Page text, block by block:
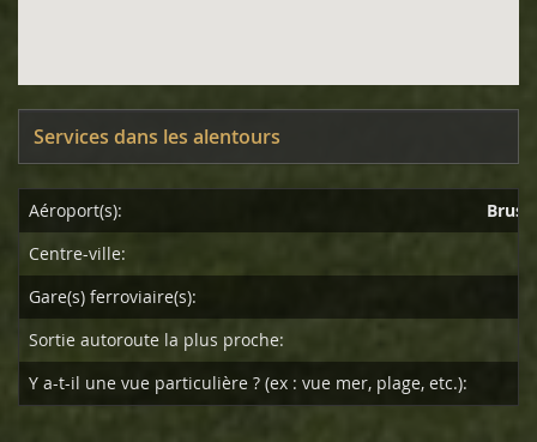
Services dans les alentours
Aéroport(s):
Centre-ville:
Gare(s) ferroviaire(s):
Sortie autoroute la plus proche:
Y a-t-il une vue particulière ? (ex : vue mer, plage, etc.):